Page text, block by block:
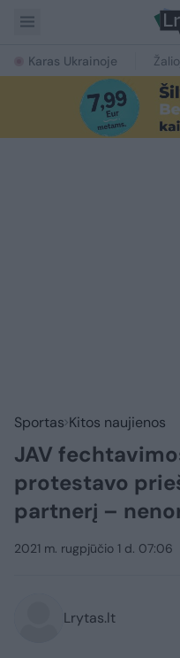
Karas Ukrainoje
Sportas Kitos naujienos
JAV
protestavo
partnerį –
2021 m. rugpjūčio 1 d. 07:06
Lrytas.lt